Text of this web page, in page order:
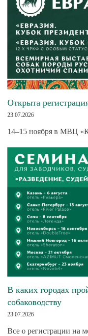
Открыта
23.07.2026
14–15 ноября в МВЦ
В каких городах
собаководству
23.07.2026
Все о регистрации на